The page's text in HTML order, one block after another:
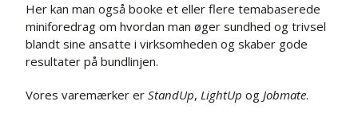
Her kan man også booke et eller flere temabaserede
miniforedrag om hvordan man øger sundhed og trivsel
blandt sine ansatte i virksomheden og skaber gode
resultater på bundlinjen.
Vores varemærker er StandUp, LightUp og Jobmate.